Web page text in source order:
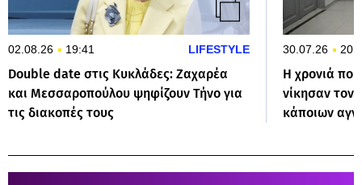
02.08.26 19:41 LIFESTYLE
Double date στις Κυκλάδες: Ζαχαρέα
και Μεσσαροπούλου ψηφίζουν Τήνο για
τις διακοπές τους
30.07.26
Η χρονιά
νίκησαν
κάποιων